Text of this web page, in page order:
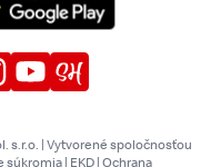
s.r.o. | Vytvorené spoločnosťou
súkromia| EKD|Ochrana